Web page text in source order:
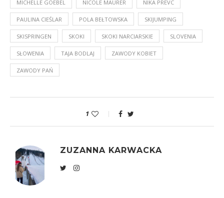
MICHELLE GOEBEL NICOLE MAURER NIKA PREVC
PAULINA CIEŚLAR POLA BEŁTOWSKA SKIJUMPING
SKISPRINGEN SKOKI SKOKI NARCIARSKIE SLOVENIA
SŁOWENIA TAJA BODLAJ ZAWODY KOBIET
ZAWODY PAŃ
1
ZUZANNA KARWACKA